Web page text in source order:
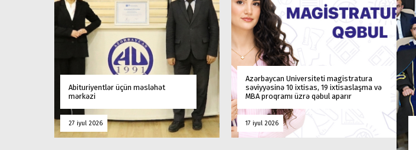
Abituriyentlər üçün məsləhət
mərkəzi
27 iyul 2026
Azərbaycan Universiteti magistratura
səviyyəsinə 10 ixtisas, 19 ixtisaslaşma və
MBA proqramı üzrə qəbul aparır
17 iyul 2026